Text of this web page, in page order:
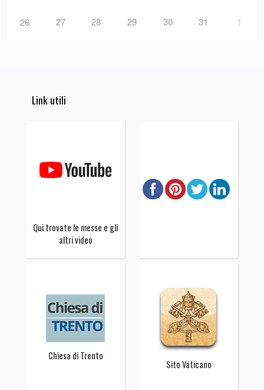
26 27 28 29 30 31 1
Link utili
Qui trovate le messe e gli
altri video
Chiesa di Trento
Sito Vaticano